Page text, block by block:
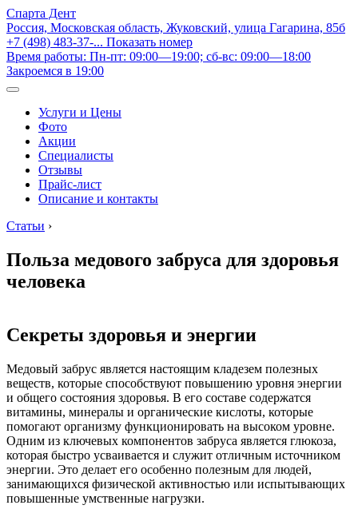
Спарта Дент
Россия, Московская область, Жуковский, улица Гагарина, 85б
+7 (498) 483-37-... Показать номер
Время работы: Пн-пт: 09:00—19:00; сб-вс: 09:00—18:00
Закроемся в 19:00
Услуги и Цены
Фото
Акции
Специалисты
Отзывы
Прайс-лист
Описание и контакты
Статьи ›
Польза медового забруса для здоровья
человека
Секреты здоровья и энергии
Медовый забрус является настоящим кладезем полезных
веществ, которые способствуют повышению уровня энергии
и общего состояния здоровья. В его составе содержатся
витамины, минералы и органические кислоты, которые
помогают организму функционировать на высоком уровне.
Одним из ключевых компонентов забруса является глюкоза,
которая быстро усваивается и служит отличным источником
энергии. Это делает его особенно полезным для людей,
занимающихся физической активностью или испытывающих
повышенные умственные нагрузки.